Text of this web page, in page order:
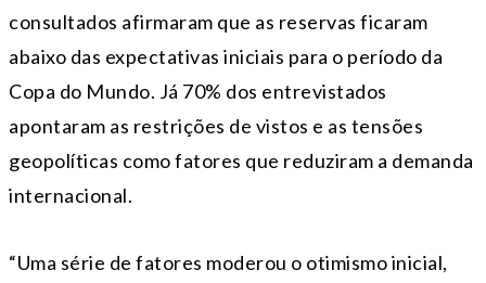
consultados afirmaram que as reservas ficaram
abaixo das expectativas iniciais para o período da
Copa do Mundo. Já 70% dos entrevistados
apontaram as restrições de vistos e as tensões
geopolíticas como fatores que reduziram a demanda
internacional.
“Uma série de fatores moderou o otimismo inicial,